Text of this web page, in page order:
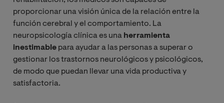
proporcionar una visión única de la relación entre la
función cerebral y el comportamiento. La
neuropsicología clínica es una herramienta
inestimable para ayudar a las personas a superar o
gestionar los trastornos neurológicos y psicológicos,
de modo que puedan llevar una vida productiva y
satisfactoria.